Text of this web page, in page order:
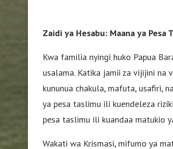
Zaidi ya Hesabu: Maana ya Pesa
Kwa familia nyingi huko Papua
usalama. Katika jamii za vijijini na
kununua chakula, mafuta, usafiri,
ya pesa taslimu ili kuendeleza
pesa taslimu ili kuandaa matukio
Wakati wa Krismasi, mifumo ya